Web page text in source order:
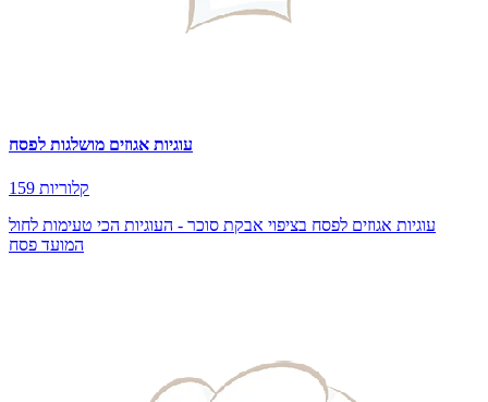
עוגיות אגוזים מושלגות לפסח
159 קלוריות
עוגיות אגוזים לפסח בציפוי אבקת סוכר - העוגיות הכי טעימות לחול
המועד פסח